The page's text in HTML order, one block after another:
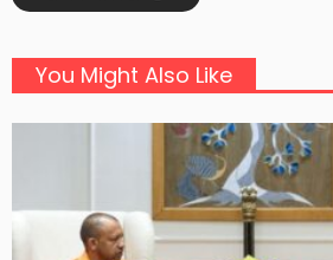
You Might Also Like